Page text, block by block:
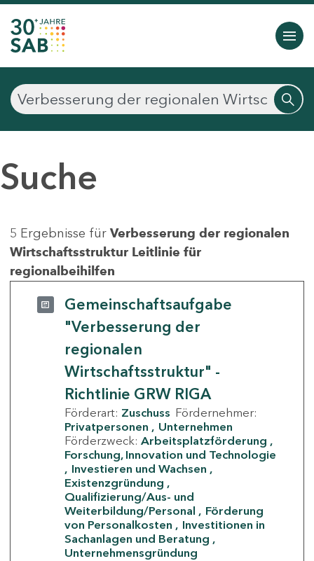
Suche
5 Ergebnisse für Verbesserung der regionalen
Wirtschaftsstruktur Leitlinie für
regionalbeihilfen
Gemeinschaftsaufgabe
"Verbesserung der
regionalen
Wirtschaftsstruktur" -
Richtlinie GRW RIGA
Förderart: Zuschuss Fördernehmer:
Privatpersonen
Unternehmen
Förderzweck: Arbeitsplatzförderung
Forschung, Innovation und Technologie
Investieren und Wachsen
Existenzgründung
Qualifizierung/Aus- und
Weiterbildung/Personal
Förderung
von Personalkosten
Investitionen in
Sachanlagen und Beratung
Unternehmensgründung